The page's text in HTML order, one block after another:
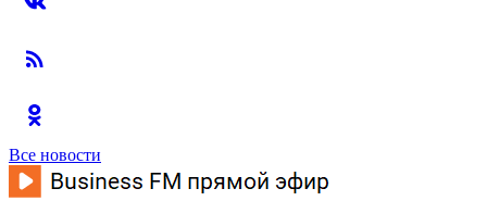
Все новости